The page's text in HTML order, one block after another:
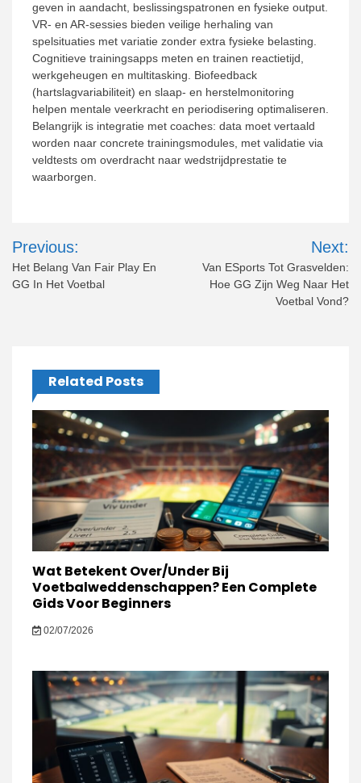
geven in aandacht, beslissingspatronen en fysieke output.
VR- en AR-sessies bieden veilige herhaling van
spelsituaties met variatie zonder extra fysieke belasting.
Cognitieve trainingsapps meten en trainen reactietijd,
werkgeheugen en multitasking. Biofeedback
(hartslagvariabiliteit) en slaap- en herstelmonitoring
helpen mentale veerkracht en periodisering optimaliseren.
Belangrijk is integratie met coaches: data moet vertaald
worden naar concrete trainingsmodules, met validatie via
veldtests om overdracht naar wedstrijdprestatie te
waarborgen.
Post
navigation
Previous:
Het Belang Van Fair Play En
GG In Het Voetbal
Next:
Van ESports Tot Grasvelden:
Hoe GG Zijn Weg Naar Het
Voetbal Vond?
Related Posts
Wat Betekent Over/Under Bij
Voetbalweddenschappen? Een Complete
Gids Voor Beginners
02/07/2026